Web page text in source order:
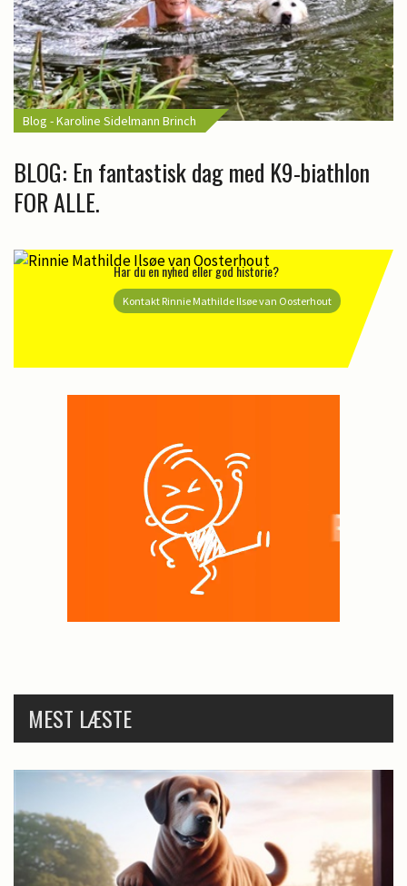
Blog - Karoline Sidelmann Brinch
BLOG: En fantastisk dag med K9-biathlon
FOR ALLE.
Har du en nyhed eller god historie?
Kontakt Rinnie Mathilde Ilsøe van Oosterhout
MEST LÆSTE